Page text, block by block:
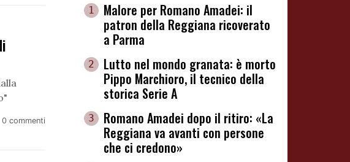
0 commenti
1
Malore per Romano Amadei: il
patron della Reggiana ricoverato
a Parma
2
Lutto nel mondo granata: è morto
Pippo Marchioro, il tecnico della
storica Serie A
3
Romano Amadei dopo il ritiro: «La
Reggiana va avanti con persone
che ci credono»